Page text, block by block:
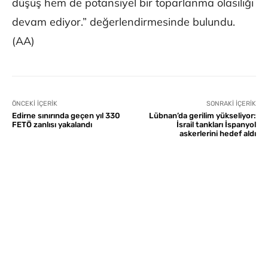
düşüş hem de potansiyel bir toparlanma olasılığı
devam ediyor.” değerlendirmesinde bulundu.
(AA)
ÖNCEKI İÇERIK
Edirne sınırında geçen yıl 330
FETÖ zanlısı yakalandı
SONRAKI İÇERIK
Lübnan’da gerilim yükseliyor:
İsrail tankları İspanyol
askerlerini hedef aldı